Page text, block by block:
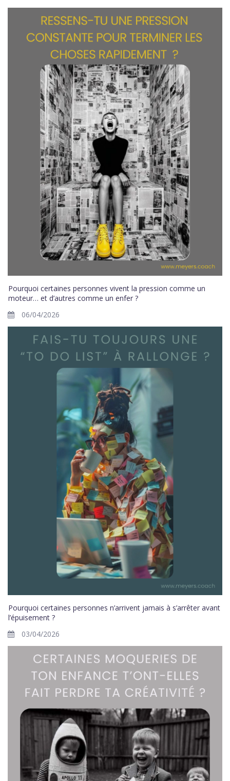
Pourquoi certaines personnes vivent la pression comme un
moteur… et d’autres comme un enfer ?
06/04/2026
Pourquoi certaines personnes n’arrivent jamais à s’arrêter avant
l’épuisement ?
03/04/2026